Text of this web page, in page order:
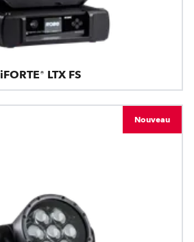
iFORTE® LTX FS
Nouveau